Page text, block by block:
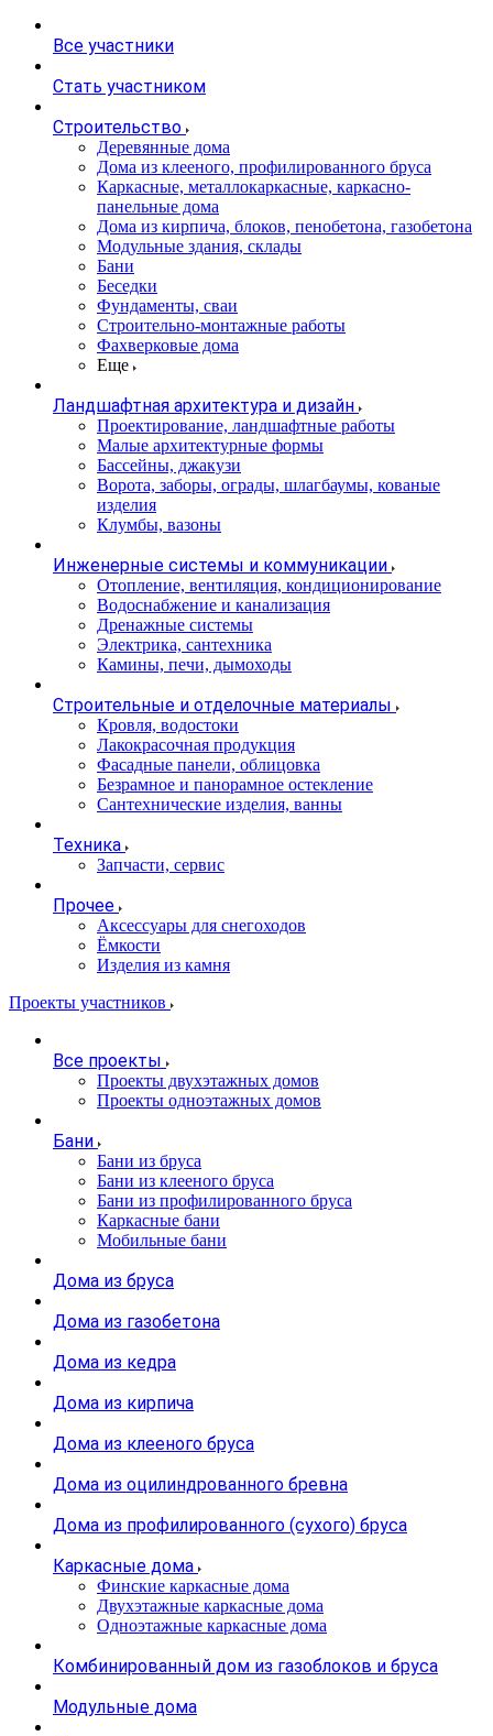
Все участники
Стать участником
Строительство
Деревянные дома
Дома из клееного, профилированного бруса
Каркасные, металлокаркасные, каркасно-
панельные дома
Дома из кирпича, блоков, пенобетона, газобетона
Модульные здания, склады
Бани
Беседки
Фундаменты, сваи
Строительно-монтажные работы
Фахверковые дома
Еще
Ландшафтная архитектура и дизайн
Проектирование, ландшафтные работы
Малые архитектурные формы
Бассейны, джакузи
Ворота, заборы, ограды, шлагбаумы, кованые
изделия
Клумбы, вазоны
Инженерные системы и коммуникации
Отопление, вентиляция, кондиционирование
Водоснабжение и канализация
Дренажные системы
Электрика, сантехника
Камины, печи, дымоходы
Строительные и отделочные материалы
Кровля, водостоки
Лакокрасочная продукция
Фасадные панели, облицовка
Безрамное и панорамное остекление
Сантехнические изделия, ванны
Техника
Запчасти, сервис
Прочее
Аксессуары для снегоходов
Ёмкости
Изделия из камня
Проекты участников
Все проекты
Проекты двухэтажных домов
Проекты одноэтажных домов
Бани
Бани из бруса
Бани из клееного бруса
Бани из профилированного бруса
Каркасные бани
Мобильные бани
Дома из бруса
Дома из газобетона
Дома из кедра
Дома из кирпича
Дома из клееного бруса
Дома из оцилиндрованного бревна
Дома из профилированного (сухого) бруса
Каркасные дома
Финские каркасные дома
Двухэтажные каркасные дома
Одноэтажные каркасные дома
Комбинированный дом из газоблоков и бруса
Модульные дома